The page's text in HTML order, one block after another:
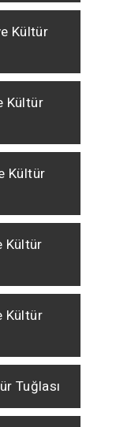
Kültür
Kültür
Kültür
Kültür
Kültür
Tuğlası